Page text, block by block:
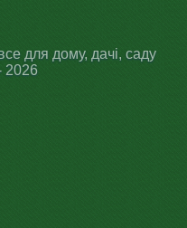
для дому, дачі, саду
2026